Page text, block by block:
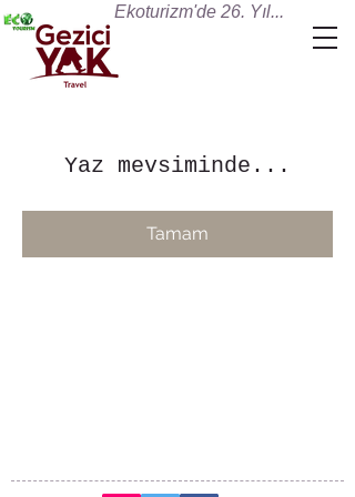
Ekoturizm'de 26. Yıl...
Yaz mevsiminde...
Tamam